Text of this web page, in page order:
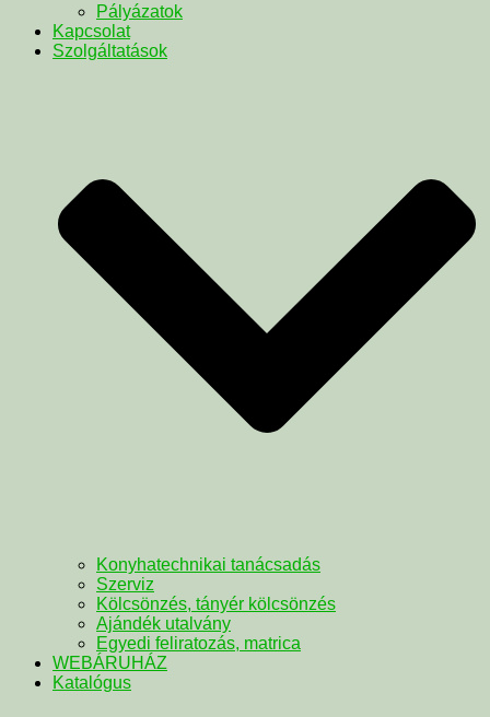
Pályázatok
Kapcsolat
Szolgáltatások
Konyhatechnikai tanácsadás
Szerviz
Kölcsönzés, tányér kölcsönzés
Ajándék utalvány
Egyedi feliratozás, matrica
WEBÁRUHÁZ
Katalógus